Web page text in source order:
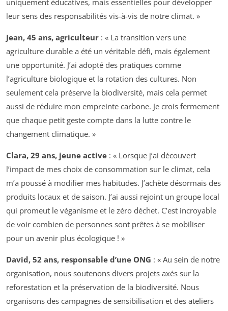
uniquement éducatives, mais essentielles pour développer
leur sens des responsabilités vis-à-vis de notre climat. »
Jean, 45 ans, agriculteur : « La transition vers une
agriculture durable a été un véritable défi, mais également
une opportunité. J’ai adopté des pratiques comme
l’agriculture biologique et la rotation des cultures. Non
seulement cela préserve la biodiversité, mais cela permet
aussi de réduire mon empreinte carbone. Je crois fermement
que chaque petit geste compte dans la lutte contre le
changement climatique. »
Clara, 29 ans, jeune active : « Lorsque j’ai découvert
l’impact de mes choix de consommation sur le climat, cela
m’a poussé à modifier mes habitudes. J’achète désormais des
produits locaux et de saison. J’ai aussi rejoint un groupe local
qui promeut le véganisme et le zéro déchet. C’est incroyable
de voir combien de personnes sont prêtes à se mobiliser
pour un avenir plus écologique ! »
David, 52 ans, responsable d’une ONG : « Au sein de notre
organisation, nous soutenons divers projets axés sur la
reforestation et la préservation de la biodiversité. Nous
organisons des campagnes de sensibilisation et des ateliers